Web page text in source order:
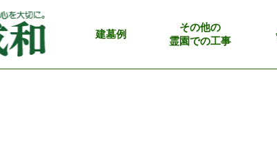
建墓例
その他の
霊園での工事